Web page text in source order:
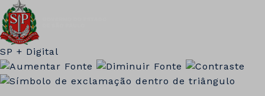
SP + Digital